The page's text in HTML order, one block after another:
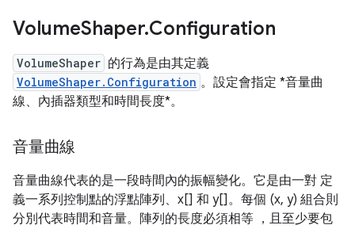
VolumeShaper.Configuration
VolumeShaper 的行為是由其定義
VolumeShaper.Configuration 。設定會指定 *音量曲
線、內插器類型和時間長度*。
音量曲線
音量曲線代表的是一段時間內的振幅變化。它是由一對 定
義一系列控制點的浮點陣列、x[] 和 y[]。每個 (x, y) 組合則
分別代表時間和音量。陣列的長度必須相等 ，且至少要包